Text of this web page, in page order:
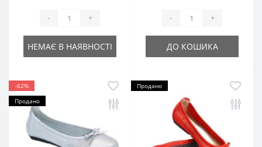
- +
НЕМАЄ В НАЯВНОСТІ
- +
ДО КОШИКА
-62%
Продано
Продано